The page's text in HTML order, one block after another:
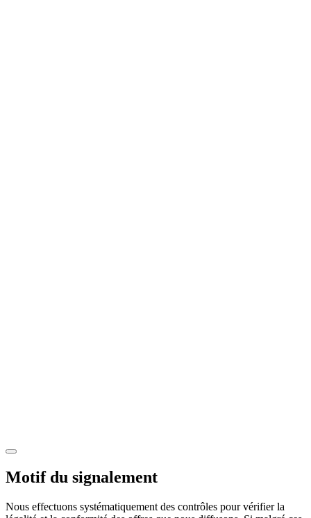
Motif du signalement
Nous effectuons systématiquement des contrôles pour vérifier la